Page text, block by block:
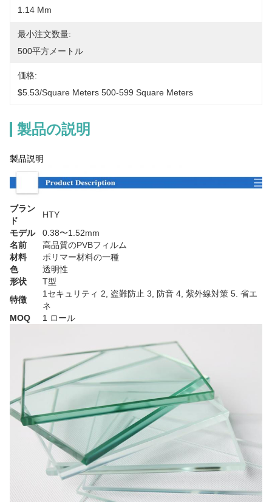
1.14 Mm
最小注文数量:
500平方メートル
価格:
$5.53/square Meters 500-599 Square Meters
製品の説明
製品説明
ブラン
ド
HTY
モデル
0.38〜1.52mm
名前
高品質のPVBフィルム
材料
ポリマー材料の一種
色
透明性
形状
T型
特徴
1セキュリティ 2, 盗難防止 3, 防音 4, 紫外線対策 5. 省エ
ネ
MOQ
1 ロール